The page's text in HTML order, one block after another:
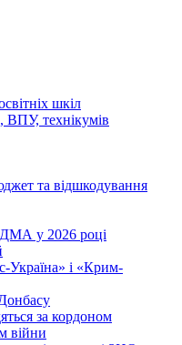
шкіл
ВПУ, технікумів
та відшкодування
у 2026 році
Україна» і «Крим-
за кордоном
війни